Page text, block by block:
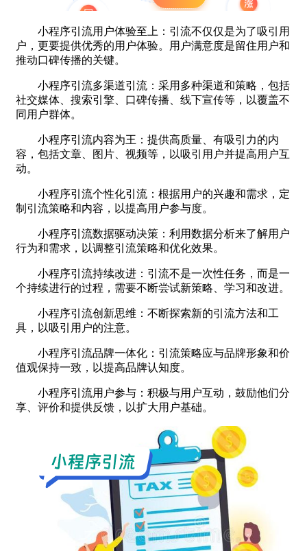
小程序引流用户体验至上：引流不仅仅是为了吸引用
户，更要提供优秀的用户体验。用户满意度是留住用户和
推动口碑传播的关键。
小程序引流多渠道引流：采用多种渠道和策略，包括
社交媒体、搜索引擎、口碑传播、线下宣传等，以覆盖不
同用户群体。
小程序引流内容为王：提供高质量、有吸引力的内
容，包括文章、图片、视频等，以吸引用户并提高用户互
动。
小程序引流个性化引流：根据用户的兴趣和需求，定
制引流策略和内容，以提高用户参与度。
小程序引流数据驱动决策：利用数据分析来了解用户
行为和需求，以调整引流策略和优化效果。
小程序引流持续改进：引流不是一次性任务，而是一
个持续进行的过程，需要不断尝试新策略、学习和改进。
小程序引流创新思维：不断探索新的引流方法和工
具，以吸引用户的注意。
小程序引流品牌一体化：引流策略应与品牌形象和价
值观保持一致，以提高品牌认知度。
小程序引流用户参与：积极与用户互动，鼓励他们分
享、评价和提供反馈，以扩大用户基础。